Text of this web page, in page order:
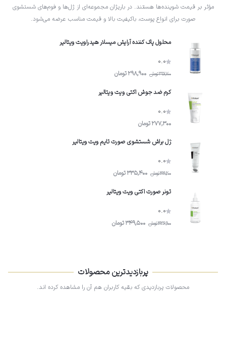
مؤثر بر قیمت شوینده‌ها هستند. در باریژان مجموعه‌ای از ژل‌ها و فوم‌های شستشوی
صورت برای انواع پوست، باکیفیت بالا و قیمت مناسب عرضه می‌شود.
محلول پاک کننده آرایش میسلار هیدراویت ویتالیر
0.0
351,700تومان 298,900تومان
کرم ضد جوش اکتی ویت ویتالیر
0.0
277,300تومان
ژل براش شستشوی صورت تایم ویت ویتالیر
0.0
419,200تومان 335,400تومان
تونر صورت اکتی ویت ویتالیر
0.0
436,900تومان 349,500تومان
پربازدیدترین محصولات
محصولات پربازدیدی که بقیه کاربران هم آن را مشاهده کرده اند.